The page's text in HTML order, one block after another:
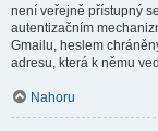
není veřejně přístupný
autentizačním
Gmailu, heslem
adresu, která k němu
Nahoru